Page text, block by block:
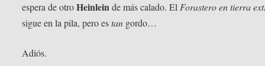
espera de otroHeinleinde más calado. ElForastero en tierra
sigue en la pila, pero estan gordo…
Adiós.